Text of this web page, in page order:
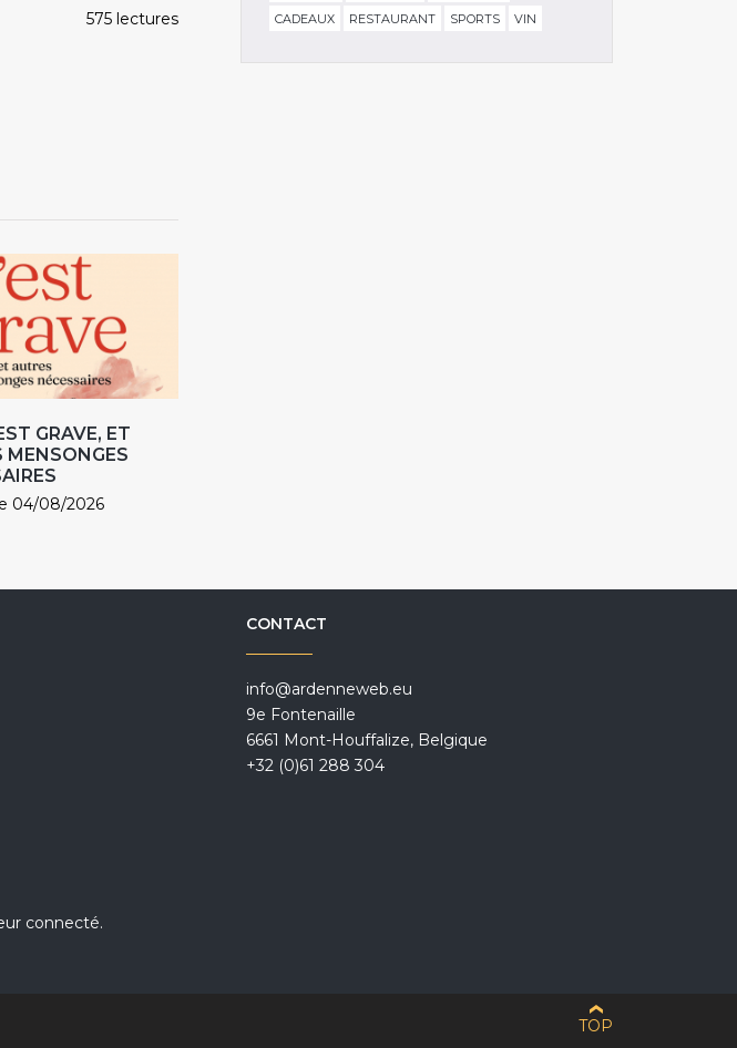
575 lectures
GRAVE, ET
MENSONGES
04/08/2026
CADEAUX
RESTAURANT SPORTS VIN
connecté.
CONTACT
info@ardenneweb.eu
9e Fontenaille
6661 Mont-Houffalize, Belgique
+32 (0)61 288 304
TOP